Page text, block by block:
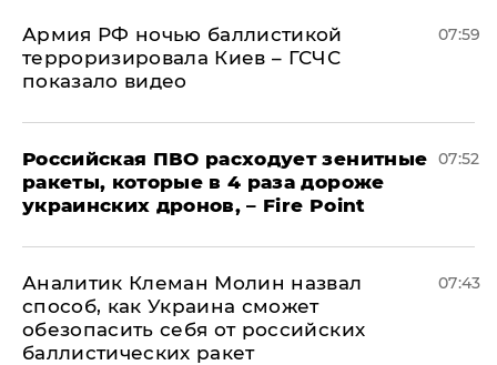
Армия РФ ночью баллистикой
терроризировала Киев – ГСЧС
показало видео
07:59
Российская ПВО расходует зенитные
ракеты, которые в 4 раза дороже
украинских дронов, – Fire Point
07:52
Аналитик Клеман Молин назвал
способ, как Украина сможет
обезопасить себя от российских
баллистических ракет
07:43